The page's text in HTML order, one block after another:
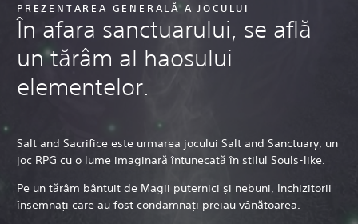
PREZENTAREA GENERALĂ A JOCULUI
În afara sanctuarului, se află
un tărâm al haosului
elementelor.
Salt and Sacrifice este urmarea jocului Salt and Sanctuary, un
joc RPG cu o lume imaginară întunecată în stilul Souls-like.
Pe un tărâm bântuit de Magii puternici și nebuni, Inchizitorii
însemnați care au fost condamnați preiau vânătoarea.